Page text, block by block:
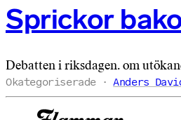
Sprickor
Debatten i riksdagen. om
Okategoriserade Anders